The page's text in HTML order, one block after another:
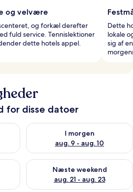
og velvære
og forkæl derefter
fuld service. Tennislektioner
dette hotels appel.
Dette
lokale
sig af
for disse datoer
aug. 8 - aug. 9
I morgen
aug. 9 - aug. 10
Tjek tilgængelighed for i
weekend aug. 14 - aug. 16
Næste weekend
aug. 21 - aug. 23
Tjek tilgængelighed for næste